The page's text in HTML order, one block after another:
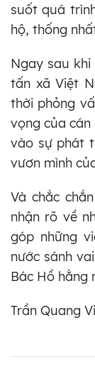
suốt quá
hộ, thống
Ngay sau khi
tấn xã Việt
thời phỏng
vọng của
vào sự phát
vươn mình
Và chắc
nhận rõ về
góp những
nước sánh
Bác Hồ hằng
Trần Quang